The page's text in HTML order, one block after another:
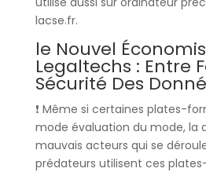
lacse.fr.
le Nouvel
Legaltechs : Entre
Sécurité Des
❗ Même si certaines plates-
mode évaluation du mode, la
mauvais acteurs qui se
prédateurs utilisent ces